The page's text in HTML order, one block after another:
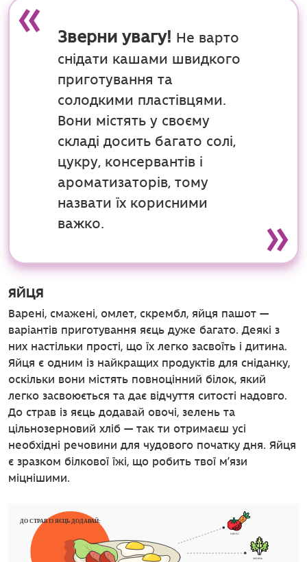
Зверни увагу! Не варто
снідати кашами швидкого
приготування та
солодкими пластівцями.
Вони містять у своєму
складі досить багато солі,
цукру, консервантів і
ароматизаторів, тому
назвати їх корисними
важко.
ЯЙЦЯ
Варені, смажені, омлет, скрембл, яйця пашот —
варіантів приготування яєць дуже багато. Деякі з
них настільки прості, що їх легко засвоїть і дитина.
Яйця є одним із найкращих продуктів для сніданку,
оскільки вони містять повноцінний білок, який
легко засвоюється та дає відчуття ситості надовго.
До страв із яєць додавай овочі, зелень та
цільнозерновий хліб — так ти отримаєш усі
необхідні речовини для чудового початку дня. Яйця
є зразком білкової їжі, що робить твої м’язи
міцнішими.